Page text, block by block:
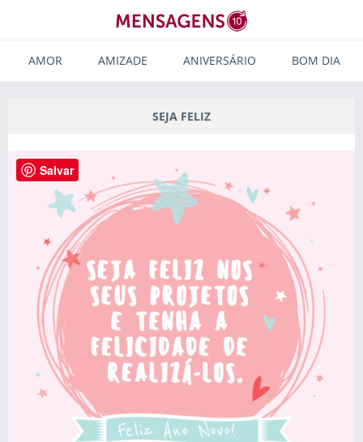
AMOR AMIZADE ANIVERSÁRIO BOM DIA
SEJA FELIZ
Salvar